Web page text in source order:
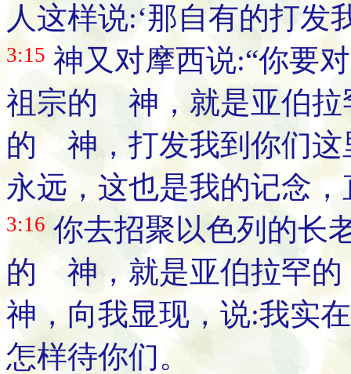
人这样说:‘那自有的打发
3:15 神又对摩西说:“你要
祖宗的 神，就是亚伯
的 神，打发我到你们这
永远，这也是我的记念
3:16 你去招聚以色列的长
的 神，就是亚伯拉罕
神，向我显现，说:我实
怎样待你们。